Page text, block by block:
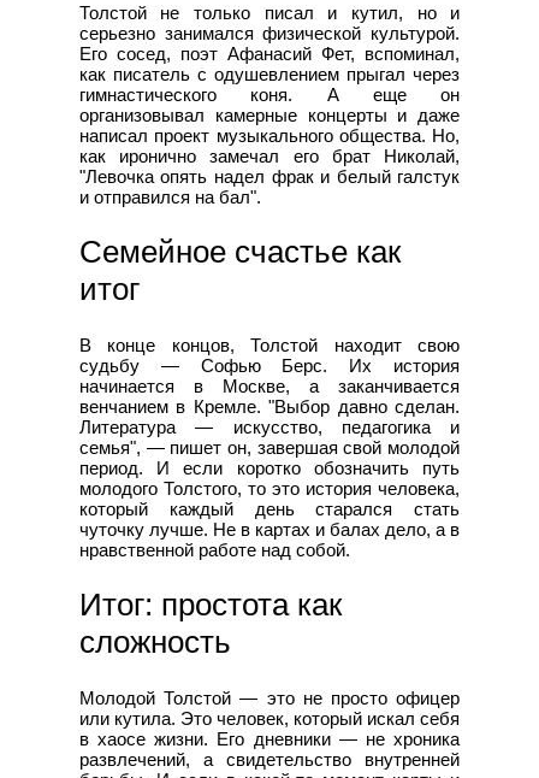
Толстой не только писал и кутил, но и
серьезно занимался физической культурой.
Его сосед, поэт Афанасий Фет, вспоминал,
как писатель с одушевлением прыгал через
гимнастического коня. А еще он
организовывал камерные концерты и даже
написал проект музыкального общества. Но,
как иронично замечал его брат Николай,
"Левочка опять надел фрак и белый галстук
и отправился на бал".
Семейное счастье как
итог
В конце концов, Толстой находит свою
судьбу — Софью Берс. Их история
начинается в Москве, а заканчивается
венчанием в Кремле. "Выбор давно сделан.
Литература — искусство, педагогика и
семья", — пишет он, завершая свой молодой
период. И если коротко обозначить путь
молодого Толстого, то это история человека,
который каждый день старался стать
чуточку лучше. Не в картах и балах дело, а в
нравственной работе над собой.
Итог: простота как
сложность
Молодой Толстой — это не просто офицер
или кутила. Это человек, который искал себя
в хаосе жизни. Его дневники — не хроника
развлечений, а свидетельство внутренней